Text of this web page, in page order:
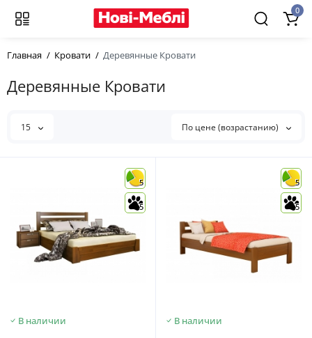
0
Главная Кровати Деревянные Кровати
Деревянные Кровати
15 По цене (возрастанию)
5
5
В наличии
5
5
В наличии